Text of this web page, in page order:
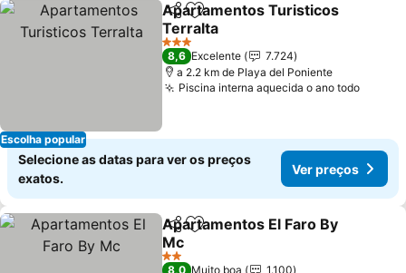
Escolha popular
PartilharAdicionar aos favoritos
Apartamentos Turisticos
Terralta
3 Estrelas
8,6 Excelente
7.724
a 2.2 km de Playa del Poniente
Piscina interna aquecida o ano todo
Selecione as datas para ver os preços
exatos.
Ver preços
PartilharAdicionar aos favoritos
Apartamentos El Faro By
Mc
2 Estrelas
8,0 Muito boa
1.100